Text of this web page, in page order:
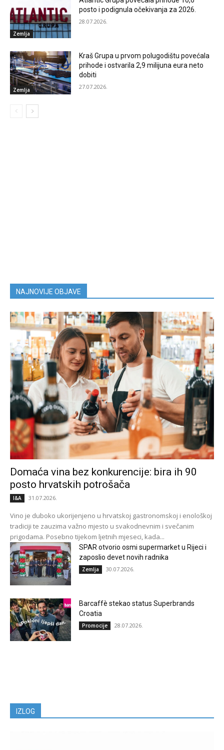
Zemlja
posto i podignula očekivanja za 2026.
28.07.2026.
Zemlja
Kraš Grupa u prvom polugodištu povećala
prihode i ostvarila 2,9 milijuna eura neto
dobiti
27.07.2026.
NAJNOVIJE OBJAVE
Domaća vina bez konkurencije: bira ih 90
posto hrvatskih potrošača
I&A 31.07.2026.
Vino je duboko ukorijenjeno u hrvatskoj gastronomskoj i enološkoj
tradiciji te zauzima važno mjesto u svakodnevnim i svečanim
prigodama. Posebno tijekom ljetnih mjeseci, kada...
SPAR otvorio osmi supermarket u Rijeci i
zaposlio devet novih radnika
Zemlja 30.07.2026.
Barcaffè stekao status Superbrands
Croatia
Promocije 28.07.2026.
IZLOG